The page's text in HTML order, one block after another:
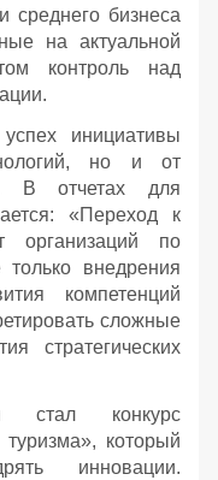
среднего бизнеса
на актуальной
контроль над
инициативы
но и от
В отчетах для
«Переход к
организаций по
внедрения
компетенций
сложные
стратегических
стал конкурс
который
инновации.